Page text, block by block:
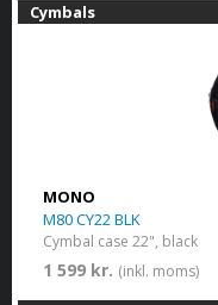
Cymbals
MONO
M80 CY22 BLK
Cymbal case 22", black
1 599 kr. (inkl. moms)